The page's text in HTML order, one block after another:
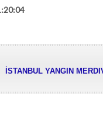
İSTANBUL YANGIN